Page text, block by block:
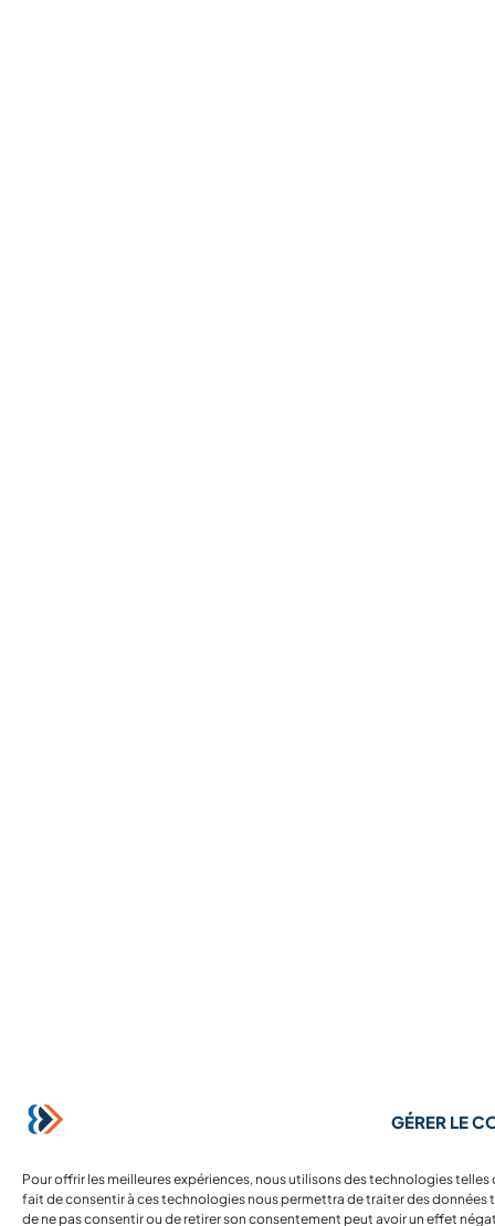
GÉRER LE
Pour offrir les meilleures expériences, nous utilisons des technologies
fait de consentir à ces technologies nous permettra de traiter des
de ne pas consentir ou de retirer son consentement peut avoir un effet